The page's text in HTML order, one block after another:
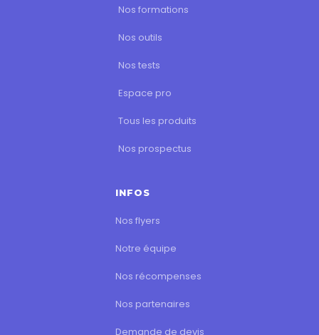
Nos formations
Nos outils
Nos tests
Espace pro
Tous les produits
Nos prospectus
INFOS
Nos flyers
Notre équipe
Nos récompenses
Nos partenaires
Demande de devis